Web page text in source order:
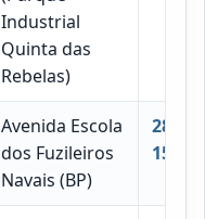
Industrial
Quinta das
Rebelas)
Avenida Escola
dos Fuzileiros
Navais (BP)
2830-
152